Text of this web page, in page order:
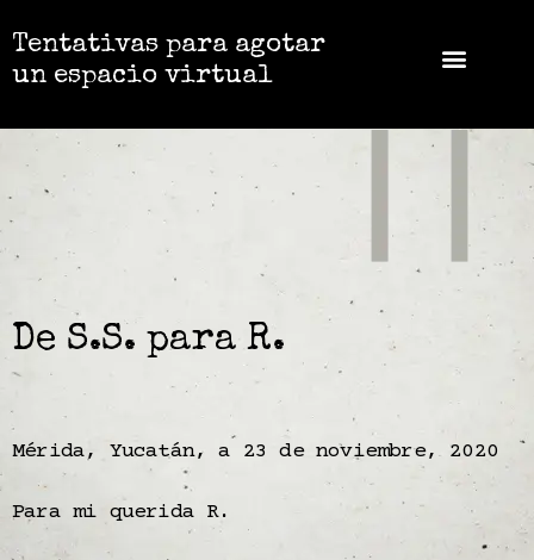
Tentativas para agotar
un espacio virtual
De S.S. para R.
Mérida, Yucatán, a 23 de noviembre, 2020
Para mi querida R.